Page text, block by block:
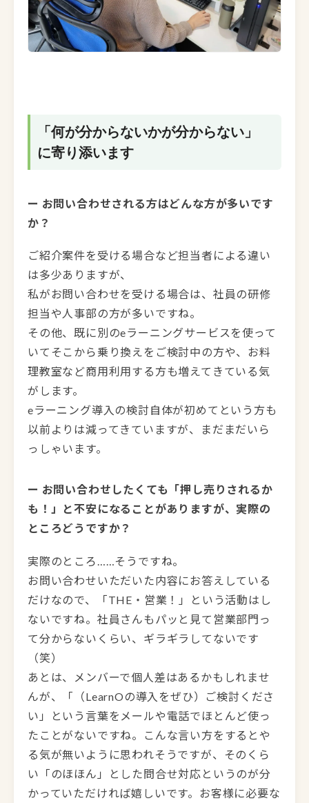
「何が分からないかが分からない」
に寄り添います
ー お問い合わせされる方はどんな方が多いです
か？
ご紹介案件を受ける場合など担当者による違い
は多少ありますが、
私がお問い合わせを受ける場合は、社員の研修
担当や人事部の方が多いですね。
その他、既に別のeラーニングサービスを使って
いてそこから乗り換えをご検討中の方や、お料
理教室など商用利用する方も増えてきている気
がします。
eラーニング導入の検討自体が初めてという方も
以前よりは減ってきていますが、まだまだいら
っしゃいます。
ー お問い合わせしたくても「押し売りされるか
も！」と不安になることがありますが、実際の
ところどうですか？
実際のところ……そうですね。
お問い合わせいただいた内容にお答えしている
だけなので、「THE・営業！」という活動はし
ないですね。社員さんもパッと見て営業部門っ
て分からないくらい、ギラギラしてないです
（笑）
あとは、メンバーで個人差はあるかもしれませ
んが、「（LearnOの導入をぜひ）ご検討くださ
い」という言葉をメールや電話でほとんど使っ
たことがないですね。こんな言い方をするとや
る気が無いように思われそうですが、そのくら
い「のほほん」とした問合せ対応というのが分
かっていただければ嬉しいです。お客様に必要な